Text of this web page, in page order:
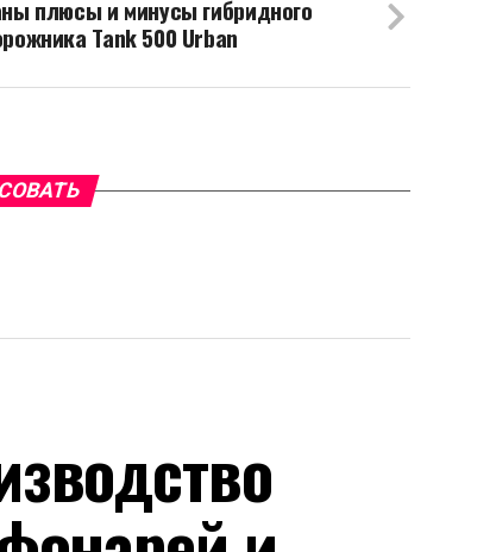
плюсы и минусы гибридного
Tank 500 Urban